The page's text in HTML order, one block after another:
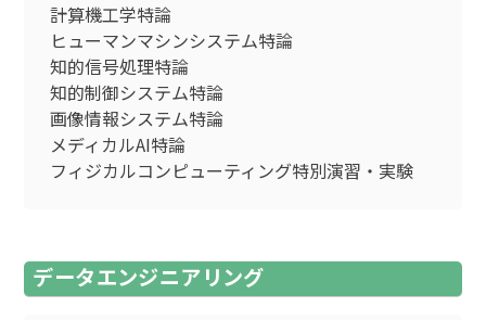
計算機工学特論
ヒューマンマシンシステム特論
知的信号処理特論
知的制御システム特論
画像情報システム特論
メディカルAI特論
フィジカルコンピューティング特別演習・実験
データエンジニアリング